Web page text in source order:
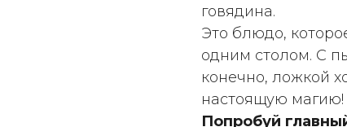
говядина.
Это блюдо,
одним столом. С
конечно, ложкой
настоящую магию!
Попробуй